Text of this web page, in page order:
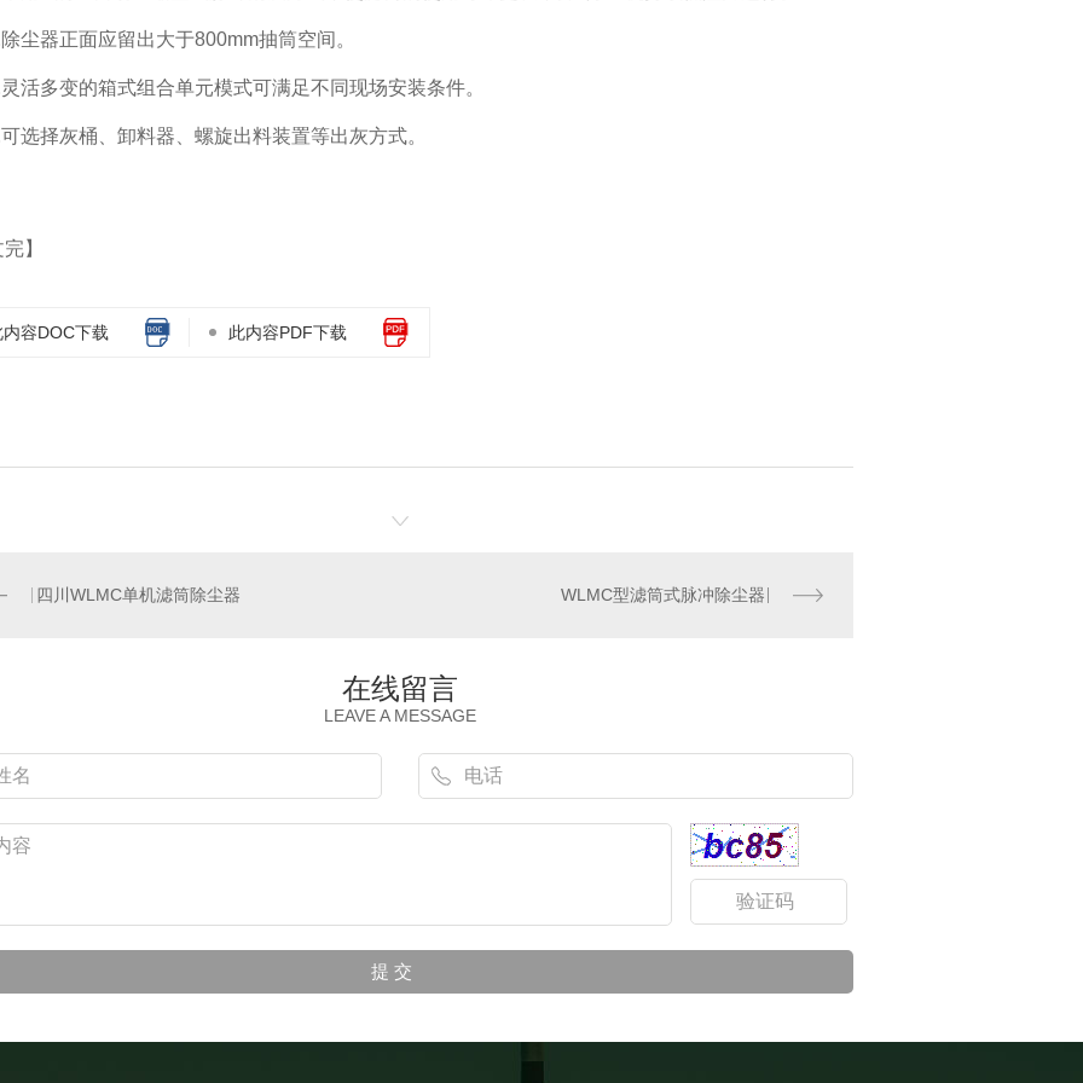
尘器正面应留出大于800mm抽筒空间。
活多变的箱式组合单元模式可满足不同现场安装条件。
选择灰桶、卸料器、螺旋出料装置等出灰方式。
】
内容DOC下载 此内容PDF下载
四川WLMC单机滤筒除尘器 WLMC型滤筒式脉冲除尘器
在线留言
LEAVE A MESSAGE